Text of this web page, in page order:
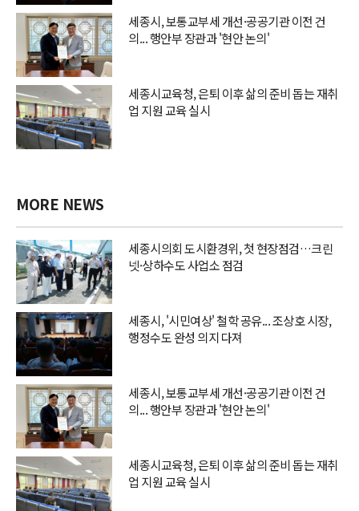
세종시, 보통교부세 개선·공공기관 이전 건
의... 행안부 장관과 '현안 논의'
세종시교육청, 은퇴 이후 삶의 준비 돕는 재취
업 지원 교육 실시
MORE NEWS
세종시의회 도시환경위, 첫 현장점검…크린
넷·상하수도 사업소 점검
세종시, '시민여상' 철학 공유... 조상호 시장,
행정수도 완성 의지 다져
세종시, 보통교부세 개선·공공기관 이전 건
의... 행안부 장관과 '현안 논의'
세종시교육청, 은퇴 이후 삶의 준비 돕는 재취
업 지원 교육 실시